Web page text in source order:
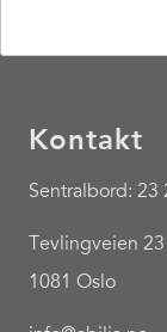
Kontakt
Sentralbord: 23
Tevlingveien 23
1081 Oslo